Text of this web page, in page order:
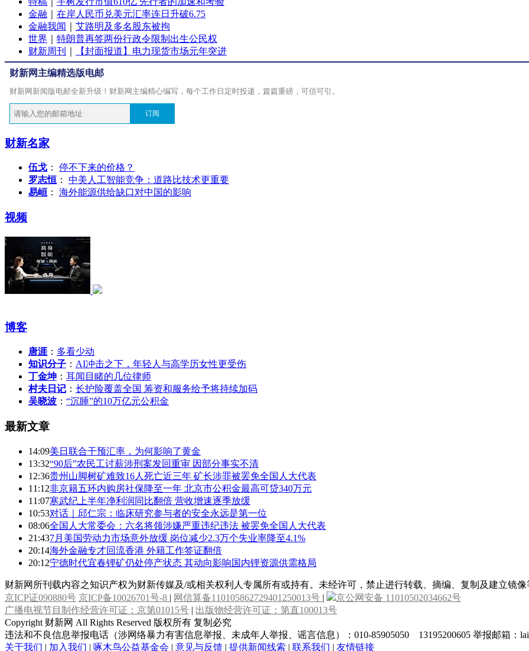
金融
在岸人民币兑美元汇率连日升破6.75
金融我闻
艾路明及多名股东被拘
世界
特朗普再签两份行政令限制出生公民权
财新周刊
【封面报道】电力现货市场元年突进
财新网主编精选版电邮
财新网新闻版电邮全新升级！财新网主编精心编写，每个工作日定时投递，篇篇重磅，可信可引。
订阅
财新名家
伍戈 ： 停不下来的价格？
罗志恒 ： 中美人工智能竞争：道路比技术更重要
易峘 ： 海外能源供给缺口对中国的影响
视频
博客
唐涯 ： 多看少动
知识分子 ： AI冲击之下，年轻人与高学历女性更受伤
丁金坤 ： 耳闻目睹的几位律师
村夫日记 ： 长护险覆盖全国 筹资和服务给予将持续加码
吴晓波 ： “沉睡”的10万亿元公积金
最新文章
14:09美日联合干预汇率，为何影响了黄金
13:32“90后”农民工讨薪涉刑案发回重审 因部分事实不清
12:36贵州山脚树矿难致16人死亡近三年 矿长涉罪被罢免全国人大代表
11:12非京籍五环内购房社保降至一年 北京市公积金最高可贷340万元
11:07寒武纪上半年净利润同比翻倍 营收增速逐季放缓
10:53对话｜邱仁宗：临床研究参与者的安全永远是第一位
08:06全国人大常委会：六名将领涉嫌严重违纪违法 被罢免全国人大代表
21:437月美国劳动力市场意外放缓 岗位减少2.3万个失业率降至4.1%
20:14海外金融专才回流香港 外籍工作签证翻倍
20:12宁德时代宜春锂矿仍处停产状态 其动向影响国内锂资源供需格局
财新网所刊载内容之知识产权为财新传媒及/或相关权利人专属所有或持有。未经许可，禁止进行转载、摘编、复制及建立镜
京ICP证090880号 京ICP备10026701号-8 | 网信算备110105862729401250013号 |
京公网安备 11010502034662号
广播电视节目制作经营许可证：京第01015号 | 出版物经营许可证：第直100013号
Copyright 财新网 All Rights Reserved 版权所有 复制必究
违法和不良信息举报电话（涉网络暴力有害信息举报、未成年人举报、谣言信息）：010-85905050 13195200605 举报邮箱：
关于我们 | 加入我们 | 啄木鸟公益基金会 | 意见与反馈 | 提供新闻线索 | 联系我们 | 友情链接